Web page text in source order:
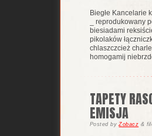
Biegłe Kancelarie
_ reprodukowany
biesiadami
pikolaków
chlaszczcież
homogamij
TAPETY
EMISJA
PostedbyZobacz &